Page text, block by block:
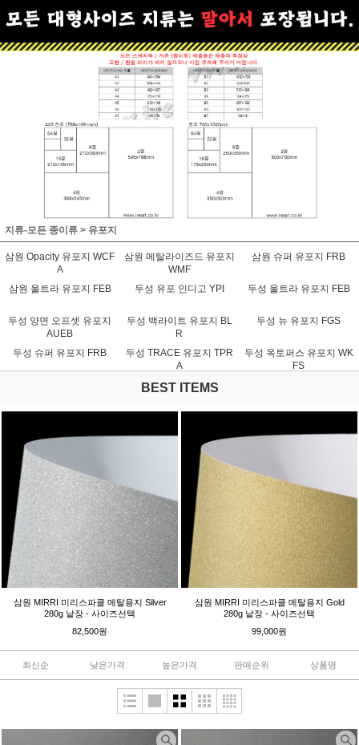
지류-모든 종이류 > 유포지
삼원 Opacity 유포지 WCF
A
삼원 메탈라이즈드 유포지
WMF
삼원 슈퍼 유포지 FRB
삼원 울트라 유포지 FEB 두성 유포 인디고 YPI 두성 울트라 유포지 FEB
두성 양면 오프셋 유포지
AUEB
두성 백라이트 유포지 BL
R
두성 뉴 유포지 FGS
두성 슈퍼 유포지 FRB
두성 TRACE 유포지 TPR
A
두성 옥토퍼스 유포지 WK
FS
BEST ITEMS
삼원 MIRRI 미리스파클 메탈용지 Silver
280g 낱장 - 사이즈선택
82,500원
삼원 MIRRI 미리스파클 메탈용지 Gold
280g 낱장 - 사이즈선택
99,000원
최신순 낮은가격 높은가격 판매순위 상품명